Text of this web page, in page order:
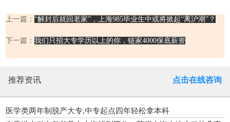
上一篇： “解封后就回老家”，上海985毕业生中或将掀起“离沪潮”？
下一篇： 我们只招大专学历以上的你，链家4000保底薪资
推荐资讯 点击在线咨询
医学类两年制脱产大专,中专起点四年轻松拿本科